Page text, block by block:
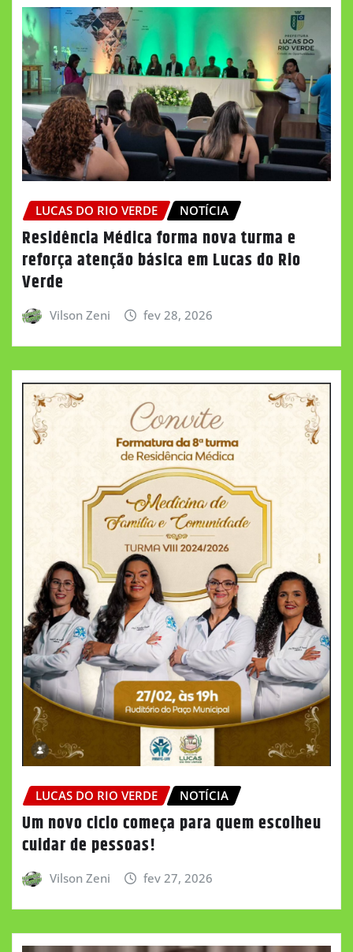
LUCAS DO RIO VERDE NOTÍCIA
Residência Médica forma nova turma e
reforça atenção básica em Lucas do Rio
Verde
Vilson Zeni fev 28, 2026
LUCAS DO RIO VERDE NOTÍCIA
Um novo ciclo começa para quem escolheu
cuidar de pessoas!
Vilson Zeni fev 27, 2026